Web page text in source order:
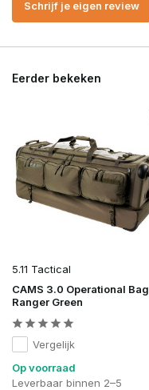
Schrijf je eigen review
Eerder bekeken
5.11 Tactical
CAMS 3.0 Operational Bag
Ranger Green
Vergelijk
Op voorraad
Leverbaar binnen 2–5